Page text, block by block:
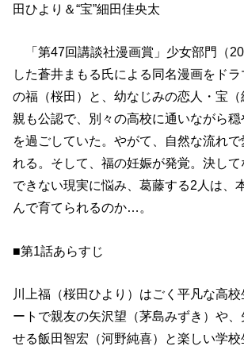
田ひより＆“宝”細田佳央太
「第47回講談社漫画賞」少女部門（
した蒼井まもる氏による同名漫画をド
の福（桜田）と、幼なじみの恋人・宝
親も公認で、別々の高校に通いながら
を過ごしていた。やがて、自然な流れ
れる。そして、福の妊娠が発覚。決し
できない現実に悩み、葛藤する2人は、
んで育てられるのか…。
■第1話あらすじ
川上福（桜田ひより）はごく平凡な高
ートで親友の矢沢望（茅島みずき）や
せる飯田智宏（河野純喜）と楽しい学